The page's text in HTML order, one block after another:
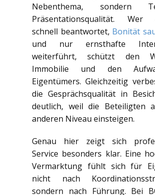
Nebenthema, sondern
Präsentationsqualität. Wer
schnell beantwortet, Bonität
und nur ernsthafte
weiterführt, schützt den
Immobilie und den
Eigentümers. Gleichzeitig
die Gesprächsqualität in
deutlich, weil die Beteiligten
anderen Niveau einsteigen.
Genau hier zeigt sich
Service besonders klar. Eine
Vermarktung fühlt sich für
nicht nach
sondern nach Führung. Bei